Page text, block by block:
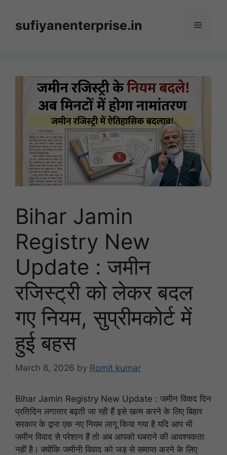
contentsufiyanenterprise.in Menu
Bihar Jamin
Registry New
Update : जमीन
रजिस्ट्री को लेकर बदल
गए नियम, सुप्रीमकोर्ट में
हुई बहस
March 8, 2026 by Romit kumar
Bihar Jamin Registry New Update : जमीन विवाद दिन
प्रतिदिन लगातार बढ़ती जा रही हैं इसे खत्म करने के लिए बिहार
सरकार के द्वारा एक नए नियम लागू किया गया है यदि आप भी
जमीन विवाद से परेशान हैं तो अब आपको घबराने की आवश्यकता
नहीं है। क्योंकि जमीनी विवाद को जड़ से समाप्त करने के लिए